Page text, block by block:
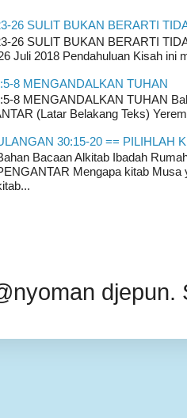
26 SULIT BUKAN BERARTI
26 SULIT BUKAN BERARTI
Juli 2018 Pendahuluan Kisah ini
8 MENGANDALKAN TUHAN
8 MENGANDALKAN TUHAN
(Latar Belakang Teks)
30:15-20 == PILIHLAH
Bacaan Alkitab Ibadah
Mengapa kitab Musa